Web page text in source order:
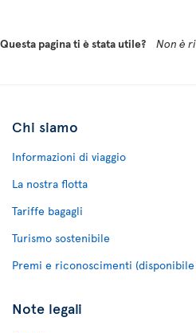
Questa pagina ti è stata utile? Non è
Chi siamo
Informazioni di viaggio
La nostra flotta
Tariffe bagagli
Turismo sostenibile
Premi e riconoscimenti
Note legali